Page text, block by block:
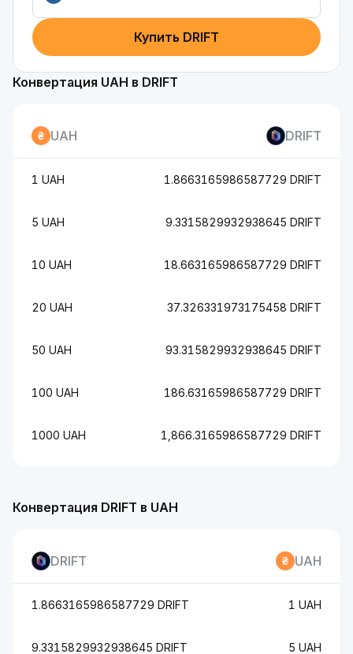
Купить DRIFT
Конвертация DRIFT в UAH
DRIFT UAH
1.8663165986587729 DRIFT 1 UAH
9.3315829932938645 DRIFT 5 UAH
Конвертация UAH в DRIFT
UAH DRIFT
1 UAH 1.8663165986587729 DRIFT
5 UAH 9.3315829932938645 DRIFT
10 UAH 18.663165986587729 DRIFT
20 UAH 37.326331973175458 DRIFT
50 UAH 93.315829932938645 DRIFT
100 UAH 186.63165986587729 DRIFT
1000 UAH 1,866.3165986587729 DRIFT